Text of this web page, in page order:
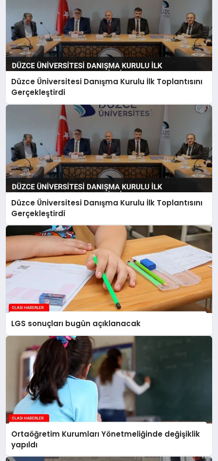
Düzce Üniversitesi Danışma Kurulu İlk Toplantısını
Gerçekleştirdi
Düzce Üniversitesi Danışma Kurulu İlk Toplantısını
Gerçekleştirdi
LGS sonuçları bugün açıklanacak
Ortaöğretim Kurumları Yönetmeliğinde değişiklik
yapıldı